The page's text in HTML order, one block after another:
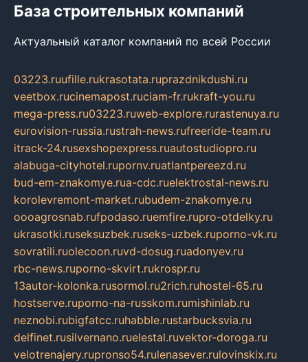
База строительных компаний
Актуальный каталог компаний по всей России
03223.ruufille.rukrasotata.ruprazdnikdushi.ru
veetbox.rucinemapost.ruciam-fr.rukraft-you.ru
mega-press.ru03223.ruweb-explore.rurastenuya.ru
eurovision-russia.rustrah-news.rufreeride-team.ru
itrack-24.rusexshopexpress.ruautostudiopro.ru
alabuga-cityhotel.rupornv.ruatlantpereezd.ru
bud-em-znakomye.rua-cdc.ruelektrostal-news.ru
korolevremont-market.rubudem-znakomye.ru
oooagrosnab.rufpodaso.ruemfire.rupro-otdelky.ru
ukrasotki.ruseksuzbek.ruseks-uzbek.ruporno-vk.ru
sovratili.ruolecoon.ruvd-dosug.ruadonyev.ru
rbc-news.ruporno-skvirt.rukrospr.ru
13autor-kolonka.rusormol.ru2rich.ruhostel-65.ru
hostserve.ruporno-na-russkom.rumishinlab.ru
neznobi.rubigfatcc.ruhabble.rustarbucksvia.ru
delfinet.rusilvernano.ruelestal.ruvektor-doroga.ru
velotrenajery.rupronso54.rulenasever.rulovinskix.ru